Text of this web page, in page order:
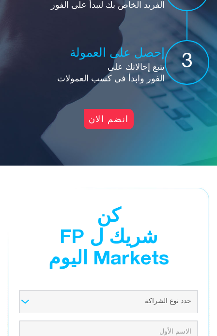
الفريد الخاص بك لتبدأ على الفور
3 إحصل على العمولة
تتبع إحالاتك على
الفور وابدأ في كسب العمولات.
انضم الان
كن
شريك ل FP
Markets اليوم